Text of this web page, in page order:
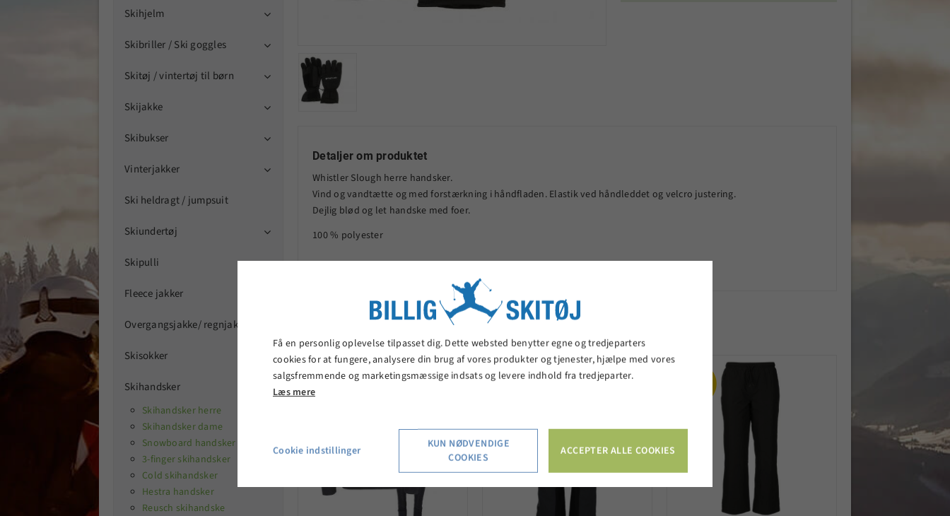
Skihjelm 
Skibriller / Ski goggles 
Skitøj / vintertøj til børn 
Skijakke 
Skibukser 
Vinterjakker 
Ski heldragt / jumpsuit
Skiundertøj 
Skipulli 
Fleece jakker
Overgangsjakke/ regnjakker
Skisokker
Skihandsker
Skihandsker herre
Skihandsker dame
Snowboard handsker
3-finger skihandsker
Cold skihandsker
Hestra handsker
Reusch skihandske
Detaljer om produktet
Whistler Slough herre handsker.
Vind og vandtætte og med forstærkning i håndfladen. Elastik ved håndleddet og velcro justering.
Dejlig blød og let handske med foer.
100 % polyester
Relaterede produkter
Få en personlig oplevelse tilpasset dig. Dette websted benytter egne og tredjeparters
cookies for at fungere, analysere din brug af vores produkter og tjenester, hjælpe med vores
salgsfremmende og marketingsmæssige indsats og levere indhold fra tredjeparter.
Læs mere
Cookie indstillinger
KUN NØDVENDIGE
COOKIES
ACCEPTER ALLE COOKIES